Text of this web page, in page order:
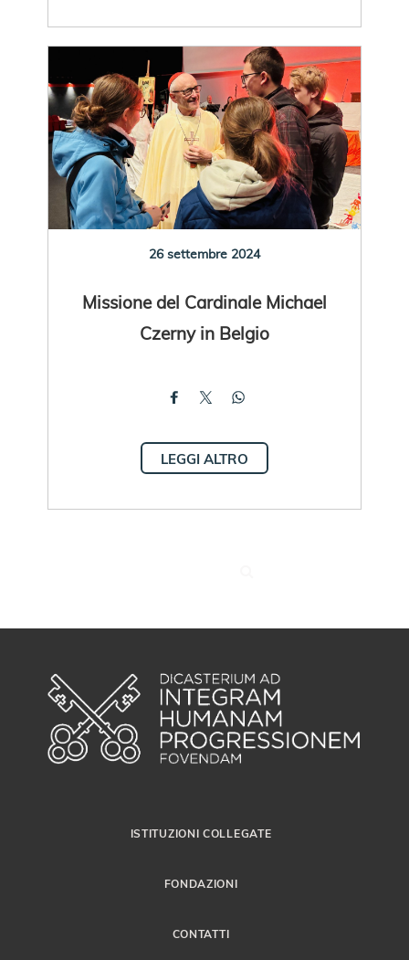
26 settembre 2024
Missione del Cardinale Michael
Czerny in Belgio
LEGGI ALTRO
ISTITUZIONI COLLEGATE
FONDAZIONI
CONTATTI